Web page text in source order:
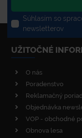
Súhlasím so
newsletterov
UŽITOČNÉ
O nás
Poradenstvo
Reklamačný
Objednávka
VOP - obchodné
Obnova lesa